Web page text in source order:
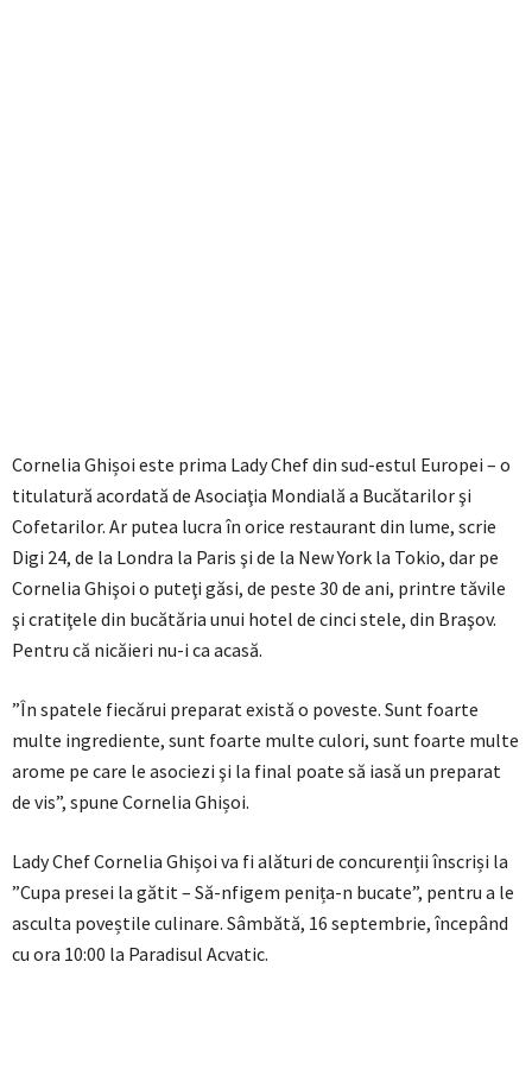
Cornelia Ghișoi este prima Lady Chef din sud-estul Europei – o
titulatură acordată de Asociaţia Mondială a Bucătarilor şi
Cofetarilor. Ar putea lucra în orice restaurant din lume, scrie
Digi 24, de la Londra la Paris şi de la New York la Tokio, dar pe
Cornelia Ghişoi o puteţi găsi, de peste 30 de ani, printre tăvile
şi cratiţele din bucătăria unui hotel de cinci stele, din Braşov.
Pentru că nicăieri nu-i ca acasă.
”În spatele fiecărui preparat există o poveste. Sunt foarte
multe ingrediente, sunt foarte multe culori, sunt foarte multe
arome pe care le asociezi şi la final poate să iasă un preparat
de vis”, spune Cornelia Ghișoi.
Lady Chef Cornelia Ghișoi va fi alături de concurenții înscriși la
”Cupa presei la gătit – Să-nfigem penița-n bucate”, pentru a le
asculta poveștile culinare. Sâmbătă, 16 septembrie, începând
cu ora 10:00 la Paradisul Acvatic.